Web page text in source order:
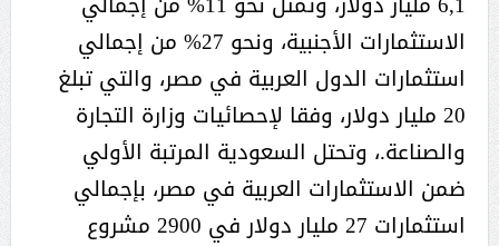
‏الاستثمارات الأجنبية، ونحو 27% من إجمالي
استثمارات الدول العربية في مصر، والتي تبلغ
20 ‏مليار دولار، وفقا لإحصائيات وزارة التجارة
والصناعة.، وتحتل السعودية المرتبة الأولي
ضمن الاستثمارات العربية في مصر، بإجمالي
استثمارات ‏‏27 مليار دولار في 2900 مشروع